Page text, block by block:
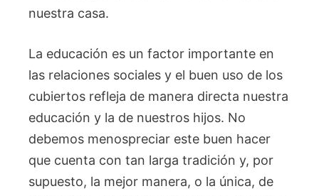
nuestra casa.
La educación es un factor importante en
las relaciones sociales y el buen uso de los
cubiertos refleja de manera directa nuestra
educación y la de nuestros hijos. No
debemos menospreciar este buen hacer
que cuenta con tan larga tradición y, por
supuesto, la mejor manera, o la única, de